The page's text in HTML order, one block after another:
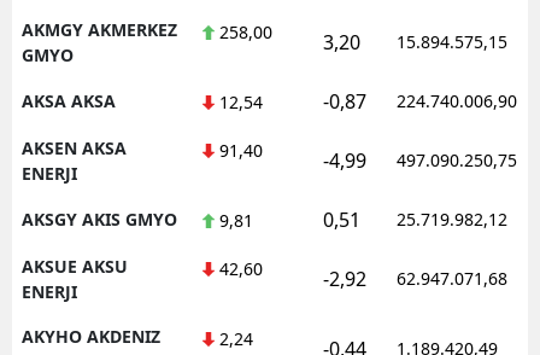
AKMGY AKMERKEZ
GMYO
258,00 3,20 15.894.575,15
AKSA AKSA 12,54 -0,87 224.740.006,90
AKSEN AKSA
ENERJI
91,40 -4,99 497.090.250,75
AKSGY AKIS GMYO 9,81 0,51 25.719.982,12
AKSUE AKSU
ENERJI
42,60 -2,92 62.947.071,68
AKYHO AKDENIZ
2,24 -0,44 1.189.420,49